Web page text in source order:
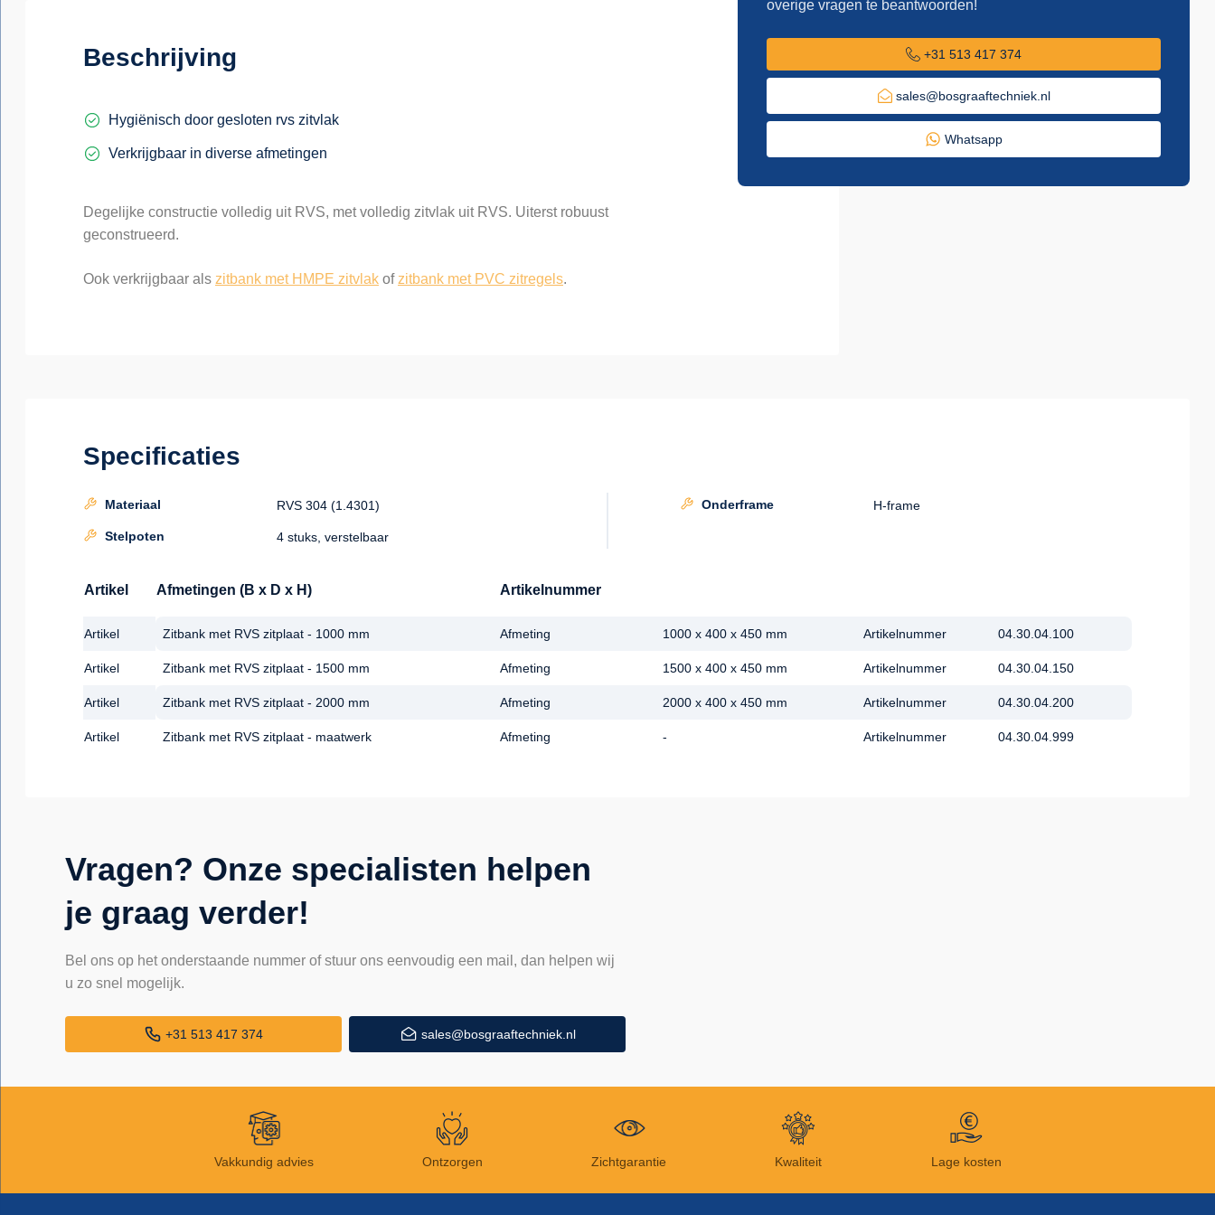
Beschrijving
Hygiënisch door gesloten rvs zitvlak
Verkrijgbaar in diverse afmetingen
Degelijke constructie volledig uit RVS, met volledig zitvlak uit RVS. Uiterst robuust
geconstrueerd.
Ook verkrijgbaar als zitbank met HMPE zitvlak of zitbank met PVC zitregels.
overige vragen te beantwoorden!
+31 513 417 374
sales@bosgraaftechniek.nl
Whatsapp
Specificaties
Materiaal RVS 304 (1.4301) Onderframe H-frame
Stelpoten 4 stuks, verstelbaar
Artikel Afmetingen (B x D x H) Artikelnummer
Artikel Zitbank met RVS zitplaat - 1000 mm Afmeting 1000 x 400 x 450 mm Artikelnummer 04.30.04.100
Artikel Zitbank met RVS zitplaat - 1500 mm Afmeting 1500 x 400 x 450 mm Artikelnummer 04.30.04.150
Artikel Zitbank met RVS zitplaat - 2000 mm Afmeting 2000 x 400 x 450 mm Artikelnummer 04.30.04.200
Artikel Zitbank met RVS zitplaat - maatwerk Afmeting - Artikelnummer 04.30.04.999
Vragen? Onze specialisten helpen
je graag verder!
Bel ons op het onderstaande nummer of stuur ons eenvoudig een mail, dan helpen wij
u zo snel mogelijk.
+31 513 417 374 sales@bosgraaftechniek.nl
Vakkundig advies Ontzorgen Zichtgarantie Kwaliteit Lage kosten